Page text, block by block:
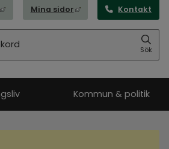
Länk till annan webbplats, öppnas i
Mina sidor Länk till annan
Kontakt
Sök
Kommun & politik